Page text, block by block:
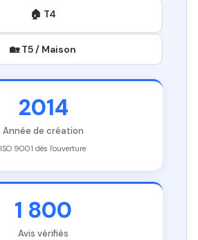
🏠 T4
🏡 T5 / Maison
2014
Année de création
ISO 9001 dès l'ouverture
1 800
Avis vérifiés